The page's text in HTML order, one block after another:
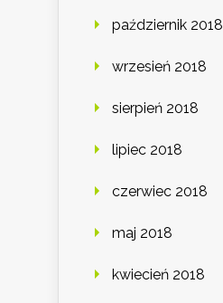
październik 2018
wrzesień 2018
sierpień 2018
lipiec 2018
czerwiec 2018
maj 2018
kwiecień 2018